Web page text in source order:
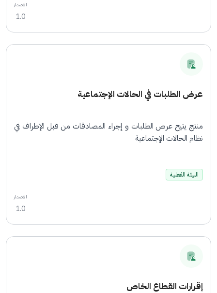
الاصدار
1.0
عرض الطلبات في الحالات الإجتماعية
منتج يتيح عرض الطلبات و إجراء المصادقات من قبل الإطراف في
نظام الحالات الإجتماعية
البيئة الفعلية
الاصدار
1.0
إقرارات القطاع الخاص